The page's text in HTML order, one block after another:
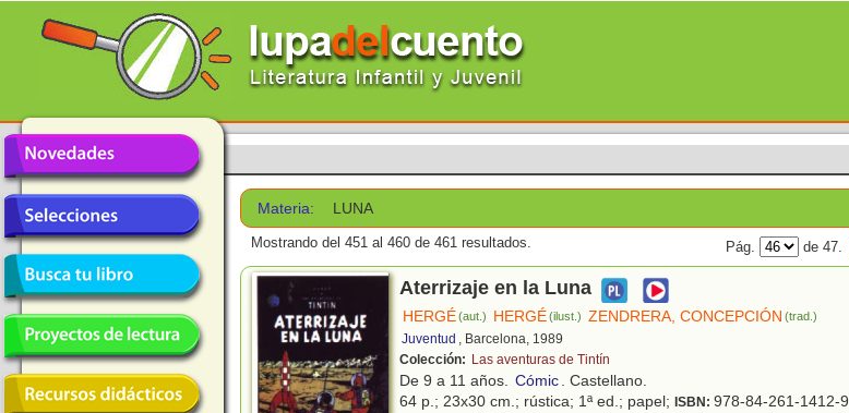
Materia: LUNA
Mostrando del 451 al 460 de 461 resultados. Pág. de 47.
Aterrizaje en la Luna
HERGÉ(aut.) HERGÉ(ilust.) ZENDRERA, CONCEPCIÓN (trad.)
Juventud , Barcelona, 1989
Colección: Las aventuras de Tintín
De 9 a 11 años. Cómic. Castellano.
64 p.; 23x30 cm.; rústica; 1ª ed.; papel; ISBN: 978-84-261-1412-9